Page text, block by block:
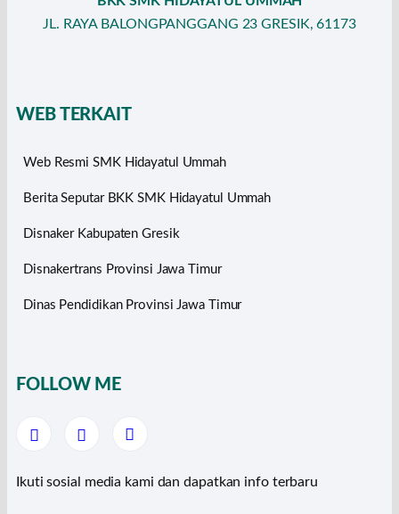
JL. RAYA BALONGPANGGANG 23 GRESIK, 61173
WEB TERKAIT
Web Resmi SMK Hidayatul Ummah
Berita Seputar BKK SMK Hidayatul Ummah
Disnaker Kabupaten Gresik
Disnakertrans Provinsi Jawa Timur
Dinas Pendidikan Provinsi Jawa Timur
FOLLOW ME
Ikuti sosial media kami dan dapatkan info terbaru